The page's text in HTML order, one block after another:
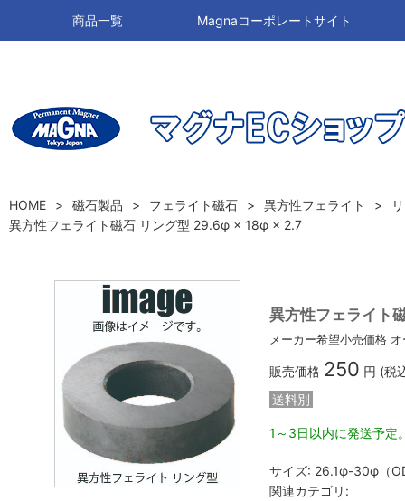
商品一覧 Magnaコーポレートサイト
HOME 磁石製品 フェライト磁石 異方性フェライト
異方性フェライト磁石 リング型 29.6φ × 18φ × 2.7
異方性フェライト
メーカー希望小売価格
販売価格 250 円 (税
送料別
1～3日以内に発送予定
サイズ: 26.1φ-30φ（
関連カテゴリ: